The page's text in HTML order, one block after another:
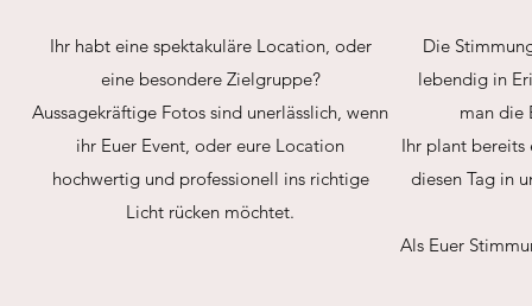
Ihr habt eine spektakuläre Location, oder
eine besondere Zielgruppe?
Aussagekräftige Fotos sind unerlässlich, wenn
ihr Euer Event, oder eure Location
hochwertig und professionell ins richtige
Licht rücken möchtet.
Die
lebendig in
man die
Ihr plant bereits
diesen Tag in
Als Euer